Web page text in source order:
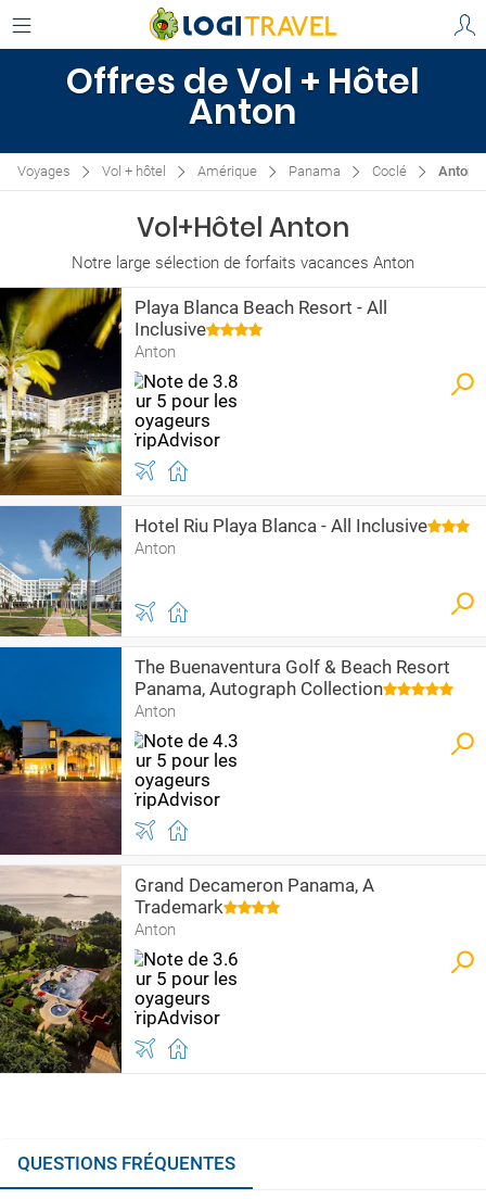
Offres de Vol + Hôtel
Anton
Voyages Vol + hôtel Amérique Panama Coclé Anton
Vol+Hôtel Anton
Notre large sélection de forfaits vacances Anton
Playa Blanca Beach Resort - All
Inclusive
Anton
Hotel Riu Playa Blanca - All Inclusive
Anton
The Buenaventura Golf & Beach Resort
Panama, Autograph Collection
Anton
Grand Decameron Panama, A
Trademark
Anton
QUESTIONS FRÉQUENTES